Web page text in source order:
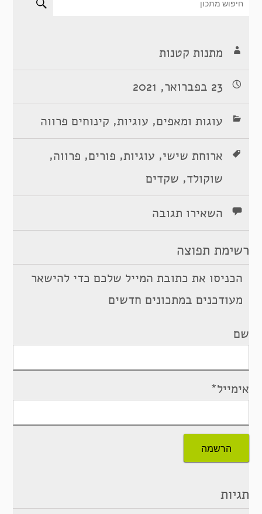
מתנות קטנות
23 בפברואר, 2021
עוגות ומאפים, עוגיות, קינוחים פרווה
ארוחת שישי, עוגיות, פורים, פרווה,
שוקולד, שקדים
השאירו תגובה
רשימת תפוצה
הכניסו את כתובת המייל שלכם כדי להישאר
מעודכנים במתכונים חדשים
שם
אימייל*
תגיות